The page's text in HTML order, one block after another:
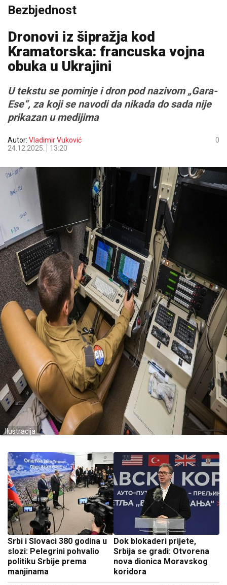
Bezbjednost
Dronovi iz šipražja kod
Kramatorska: francuska vojna
obuka u Ukrajini
U tekstu se pominje i dron pod nazivom „Gara-
Ese“, za koji se navodi da nikada do sada nije
prikazan u medijima
Autor: Vladimir Vuković
24.12.2025.
13:20
0
Ilustracija
Srbi i Slovaci 380 godina u
slozi: Pelegrini pohvalio
politiku Srbije prema
manjinama
Dok blokaderi prijete,
Srbija se gradi: Otvorena
nova dionica Moravskog
koridora